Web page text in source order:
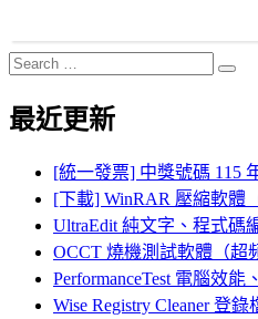
Search
for:
最近更新
[統一發票] 中獎號碼 115
[下載] WinRAR 壓縮軟體
UltraEdit 純文字、程式碼
OCCT 燒機測試軟體（超
PerformanceTest 電腦效
Wise Registry Cleaner 登